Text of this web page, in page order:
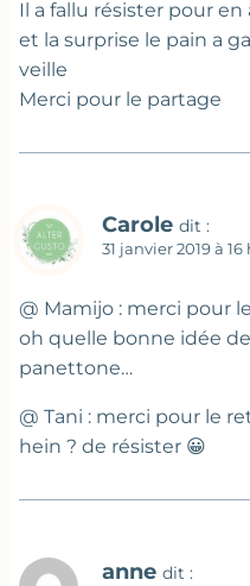
Il a fallu résister pour
et la surprise le pain a
veille
Merci pour le partage
Carole dit :
31 janvier 2019 à
@ Mamijo : merci pour
oh quelle bonne idée
panettone…
@ Tani : merci pour le
hein ? de résister 😀
anne dit :